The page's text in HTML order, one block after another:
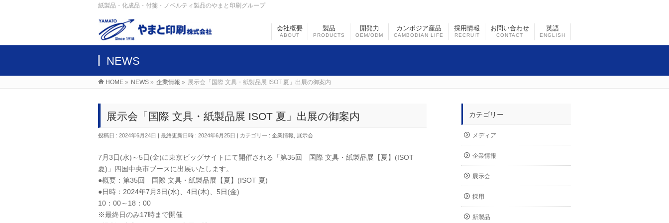
紙製品・化成品・付箋・ノベルティ製品のやまと印刷グループ
会社概要
ABOUT
製品
PRODUCTS
開発力
OEM/ODM
カンボジア産品
CAMBODIAN LIFE
採用情報
RECRUIT
お問い合わせ
CONTACT
英語
ENGLISH
NEWS
HOME » NEWS » 企業情報 » 展示会「国際 文具・紙製品展 ISOT 夏」出展の御案内
展示会「国際 文具・紙製品展 ISOT 夏」出展の御案内
投稿日 : 2024年6月24日 最終更新日時 : 2024年6月25日 カテゴリー : 企業情報 展示会
7月3日(水)～5日(金)に東京ビッグサイトにて開催される「第35回 国際 文具・紙製品展【夏】(ISOT
夏)」四国中央市ブースに出展いたします。
●概要：第35回 国際 文具・紙製品展【夏】(ISOT 夏)
●日時：2024年7月3日(水)、4日(木)、5日(金)
10：00～18：00
※最終日のみ17時まで開催
カテゴリー
メディア
企業情報
展示会
採用
新製品